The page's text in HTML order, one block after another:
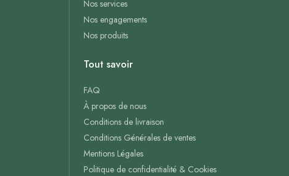
Nos services
Nos engagements
Nos produits
Tout savoir
FAQ
À propos de nous
Conditions de livraison
Conditions Générales de ventes
Mentions Légales
Politique de confidentialité & Cookies